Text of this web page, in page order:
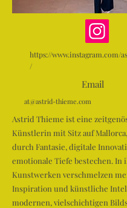
https://www.instagram.com/
/
Email
at@astrid-thieme.com
Astrid Thieme ist eine
Künstlerin mit Sitz auf
durch Fantasie, digitale
emotionale Tiefe bestechen. In
Kunstwerken verschmelzen
Inspiration und künstliche
modernen, vielschichtigen